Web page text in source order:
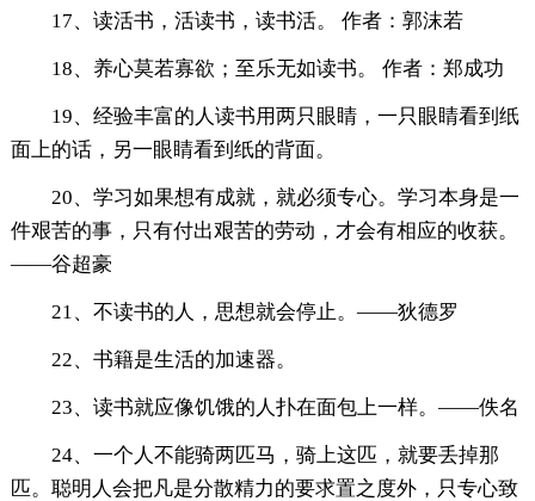
17、读活书，活读书，读书活。 作者：郭沫若
18、养心莫若寡欲；至乐无如读书。 作者：郑成功
19、经验丰富的人读书用两只眼睛，一只眼睛看到纸
面上的话，另一眼睛看到纸的背面。
20、学习如果想有成就，就必须专心。学习本身是一
件艰苦的事，只有付出艰苦的劳动，才会有相应的收获。
——谷超豪
21、不读书的人，思想就会停止。——狄德罗
22、书籍是生活的加速器。
23、读书就应像饥饿的人扑在面包上一样。——佚名
24、一个人不能骑两匹马，骑上这匹，就要丢掉那
匹。聪明人会把凡是分散精力的要求置之度外，只专心致